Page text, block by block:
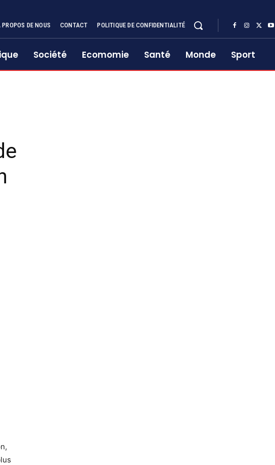
PROPOS DE NOUS CONTACT POLITIQUE DE CONFIDENTIALITÉ
Société Ecomomie Santé Monde Sport